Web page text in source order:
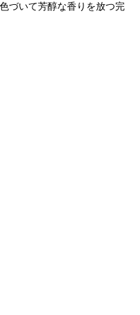
づいて芳醇な香りを放つ完